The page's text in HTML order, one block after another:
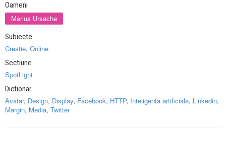
Oameni
Marius Ursache
Subiecte
Creatie, Online
Sectiune
SpotLight
Dictionar
Avatar, Design, Display, Facebook, HTTP, Inteligenta artificiala, Linkedin,
Margin, Media, Twitter